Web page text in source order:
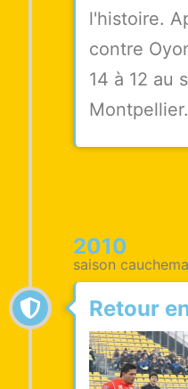
l'histoire.
contre
14 à 12 au
Montpellier.
2010
saison
Retour